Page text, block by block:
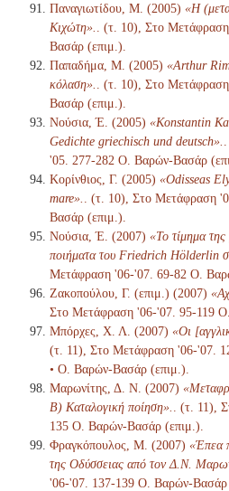
Παναγιωτίδου, Μ. (2005) «Η
Κιχώτη».
. (τ. 10), Στο
Βασάρ (επιμ.).
Παπαδήμα, Μ. (2005) «Arthur
κόλαση».
. (τ. 10), Στο
Βασάρ (επιμ.).
Νούσια, Έ. (2005) «Konstantin
Gedichte griechisch und deutsch».
'05. 277-282 Ο. Βαρών-Βασάρ
Κορίνθιος, Γ. (2005) «Odisseas
mare».
. (τ. 10), Στο Μετάφραση
Βασάρ (επιμ.).
Νούσια, Έ. (2007) «Το τίμημα
ποιήματα του Friedrich Hölderlin
Μετάφραση '06-'07. 69-82 Ο.
Ζακοπούλου, Γ. (επιμ.) (2007)
Στο Μετάφραση '06-'07. 95-119
Μπόρχες, Χ. Λ. (2007) «Οι
(τ. 11), Στο Μετάφραση '06-'07.
• Ο. Βαρών-Βασάρ (επιμ.).
Μαρωνίτης, Δ. Ν. (2007)
Β) Καταλογική ποίηση».
. (τ. 11),
135 Ο. Βαρών-Βασάρ (επιμ.).
Φραγκόπουλος, Μ. (2007) «Έπεα
της Οδύσσειας από τον Δ.Ν.
'06-'07. 137-139 Ο. Βαρών-Βασάρ